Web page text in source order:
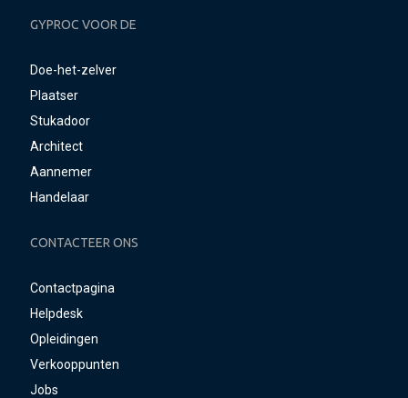
GYPROC VOOR DE
Doe-het-zelver
Plaatser
Stukadoor
Architect
Aannemer
Handelaar
CONTACTEER ONS
Contactpagina
Helpdesk
Opleidingen
Verkooppunten
Jobs